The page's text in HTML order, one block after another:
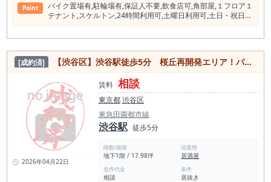
Point
バイク置場有,駐輪場有,保証⼈不要,飲⾷店可,⾓部屋,１フロア１
テナント,スケルトン,24時間利⽤可,⼟曜⽇利⽤可,⼟⽇・祝⽇利
⽤可,ＩＴ重説対応物件,耐震構造(新耐震基準),都市ガス,エレベ
[成約済] 【渋谷区】渋谷駅徒歩5分 桜丘再開発エリア！パンケーキ店居抜き物件
2026年04月22日
賃料 相談
東京都渋谷区
東急田園都市線
渋谷駅 徒歩5分
階数/面積
地下1階 / 17.98坪
現業態
居酒屋
造作代金
相談
条件
居抜き